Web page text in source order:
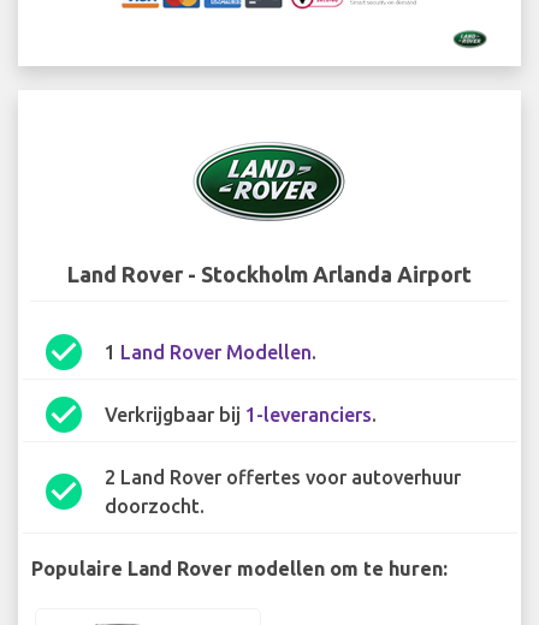
Land Rover - Stockholm Arlanda Airport
check_circle 1 Land Rover Modellen.
check_circle Verkrijgbaar bij 1-leveranciers.
check_circle
2 Land Rover offertes voor autoverhuur
doorzocht.
Populaire Land Rover modellen om te huren: